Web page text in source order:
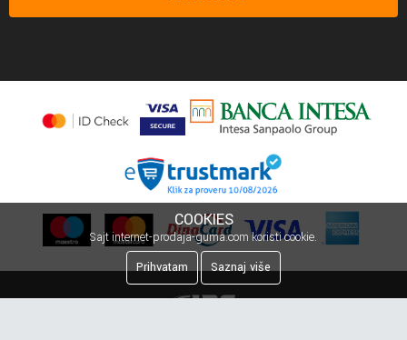
COOKIES
Sajt internet-prodaja-guma.com koristi cookie.
Prihvatam
Saznaj više